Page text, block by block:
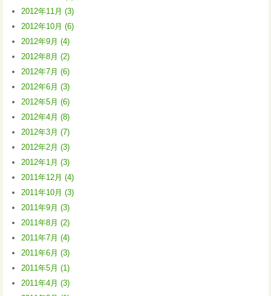
2012年11月 (3)
2012年10月 (6)
2012年9月 (4)
2012年8月 (2)
2012年7月 (6)
2012年6月 (3)
2012年5月 (6)
2012年4月 (8)
2012年3月 (7)
2012年2月 (3)
2012年1月 (3)
2011年12月 (4)
2011年10月 (3)
2011年9月 (3)
2011年8月 (2)
2011年7月 (4)
2011年6月 (3)
2011年5月 (1)
2011年4月 (3)